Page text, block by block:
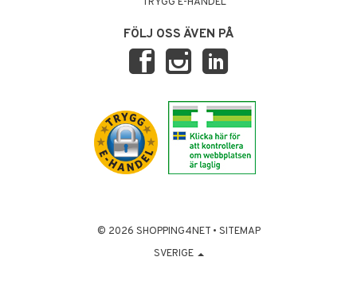
TRYGG E-HANDEL
FÖLJ OSS ÄVEN PÅ
© 2026 SHOPPING4NET • SITEMAP
SVERIGE